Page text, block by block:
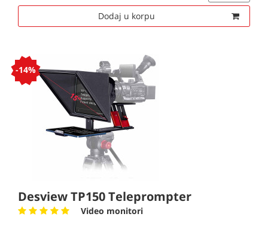
Dodaj u korpu
-14%
Desview TP150 Teleprompter
Video monitori